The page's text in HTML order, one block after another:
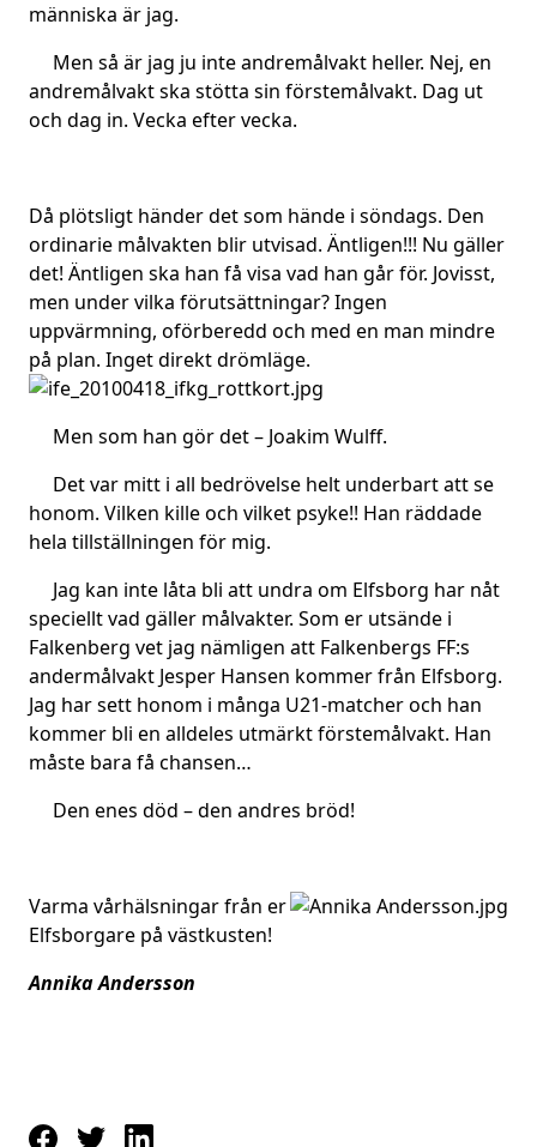
människa är jag.
Men så är jag ju inte andremålvakt heller. Nej, en
andremålvakt ska stötta sin förstemålvakt. Dag ut
och dag in. Vecka efter vecka.
Då plötsligt händer det som hände i söndags. Den
ordinarie målvakten blir utvisad. Äntligen!!! Nu gäller
det! Äntligen ska han få visa vad han går för. Jovisst,
men under vilka förutsättningar? Ingen
uppvärmning, oförberedd och med en man mindre
på plan. Inget direkt drömläge.
Men som han gör det – Joakim Wulff.
Det var mitt i all bedrövelse helt underbart att se
honom. Vilken kille och vilket psyke!! Han räddade
hela tillställningen för mig.
Jag kan inte låta bli att undra om Elfsborg har nåt
speciellt vad gäller målvakter. Som er utsände i
Falkenberg vet jag nämligen att Falkenbergs FF:s
andermålvakt Jesper Hansen kommer från Elfsborg.
Jag har sett honom i många U21-matcher och han
kommer bli en alldeles utmärkt förstemålvakt. Han
måste bara få chansen…
Den enes död – den andres bröd!
Varma vårhälsningar från er
Elfsborgare på västkusten!
Annika Andersson